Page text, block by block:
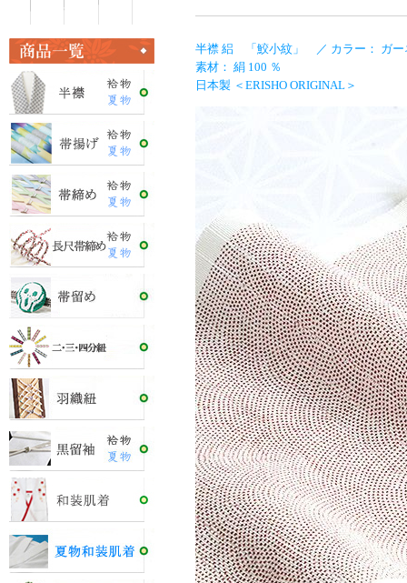
半襟 絽 「鮫小紋」 ／ カラー： ガー
素材： 絹 100 ％
日本製 ＜ERISHO ORIGINAL＞